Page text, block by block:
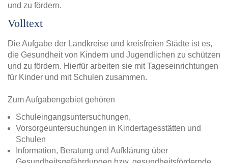
und zu fördern.
Volltext
Die Aufgabe der Landkreise und kreisfreien Städte ist es,
die Gesundheit von Kindern und Jugendlichen zu schützen
und zu fördern. Hierfür arbeiten sie mit Tageseinrichtungen
für Kinder und mit Schulen zusammen.
Zum Aufgabengebiet gehören
Schuleingangsuntersuchungen,
Vorsorgeuntersuchungen in Kindertagesstätten und
Schulen
Information, Beratung und Aufklärung über